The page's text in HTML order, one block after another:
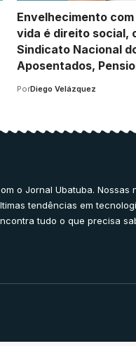
Envelhecimento
vida é direito social,
Sindicato Nacional
Aposentados,
PorDiego Velázquez
o Jornal Ubatuba. Nossas
tendências em
tudo o que precisa